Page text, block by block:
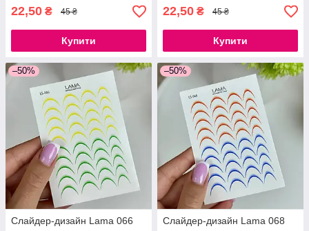
22,50 ₴ 45 ₴
Купити
22,50 ₴ 45 ₴
Купити
–50%
Слайдер-дизайн Lama 066
–50%
Слайдер-дизайн Lama 068